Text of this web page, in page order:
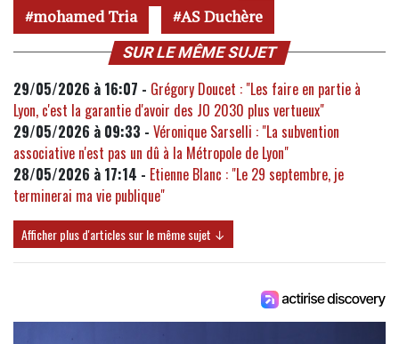
mohamed Tria
AS Duchère
SUR LE MÊME SUJET
29/05/2026 à 16:07 - Grégory Doucet : "Les faire en partie à
Lyon, c'est la garantie d'avoir des JO 2030 plus vertueux"
29/05/2026 à 09:33 - Véronique Sarselli : "La subvention
associative n'est pas un dû à la Métropole de Lyon"
28/05/2026 à 17:14 - Etienne Blanc : "Le 29 septembre, je
terminerai ma vie publique"
Afficher plus d'articles sur le même sujet ↓